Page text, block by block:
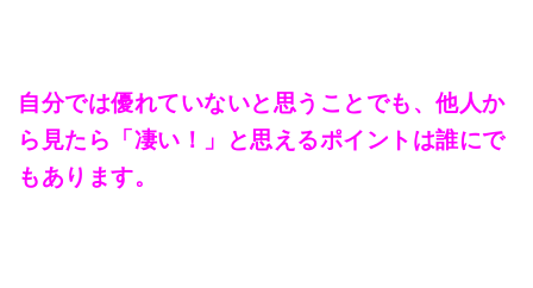
自分では優れていないと思うことでも、他人か
ら見たら「凄い！」と思えるポイントは誰にで
もあります。